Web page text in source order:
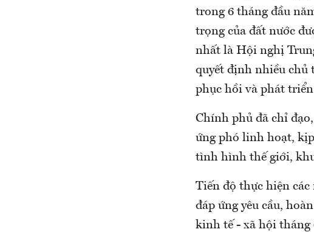
trong 6 tháng đầu
trọng của đất nước
nhất là Hội nghị
quyết định nhiều chủ
phục hồi và phát
Chính phủ đã chỉ
ứng phó linh hoạt,
tình hình thế giới,
Tiến độ thực hiện
đáp ứng yêu cầu,
kinh tế - xã hội tháng